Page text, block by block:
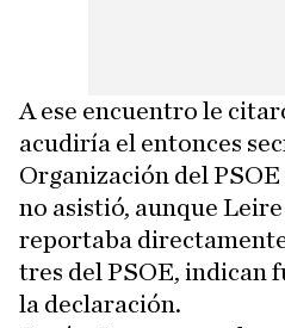
A ese encuentro le
acudiría el entonces
Organización del PSOE
no asistió, aunque
reportaba
tres del PSOE, indican
la declaración.